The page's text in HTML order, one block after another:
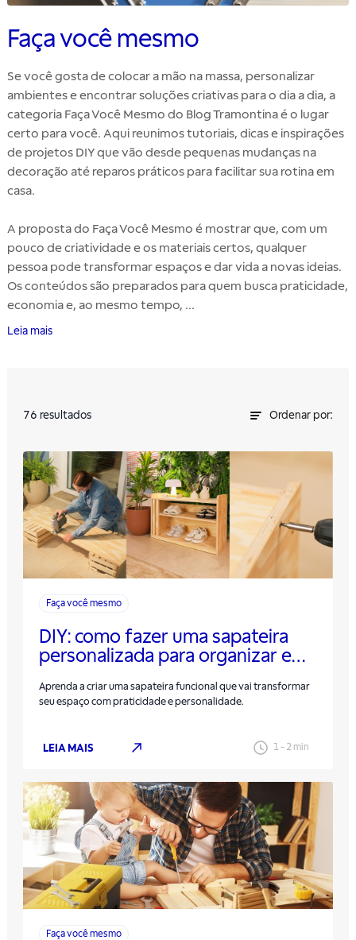
Faça você mesmo
Se você gosta de colocar a mão na massa, personalizar
ambientes e encontrar soluções criativas para o dia a dia, a
categoria Faça Você Mesmo do Blog Tramontina é o lugar
certo para você. Aqui reunimos tutoriais, dicas e inspirações
de projetos DIY que vão desde pequenas mudanças na
decoração até reparos práticos para facilitar sua rotina em
casa.
A proposta do Faça Você Mesmo é mostrar que, com um
pouco de criatividade e os materiais certos, qualquer
pessoa pode transformar espaços e dar vida a novas ideias.
Os conteúdos são preparados para quem busca praticidade,
economia e, ao mesmo tempo, ...
Leia mais
76 resultados Ordenar por:
Faça você mesmo
DIY: como fazer uma sapateira
personalizada para organizar e
Aprenda a criar uma sapateira funcional que vai transformar
seu espaço com praticidade e personalidade.
LEIA MAIS 1- 2 min
Faça você mesmo